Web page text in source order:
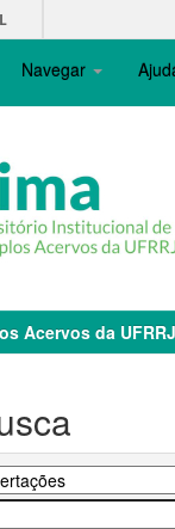
Navegar
Acervos da UFRRJ